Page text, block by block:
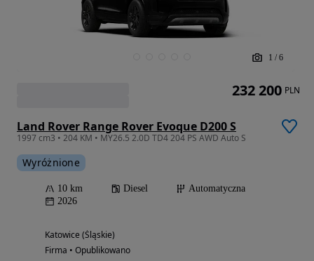
1 / 6
Land Rover Range Rover Evoque D200 S
1997 cm3 • 204 KM • MY26.5 2.0D TD4 204 PS AWD Auto S
Wyróżnione
10 km Diesel
Automatyczna
2026
Katowice (Śląskie)
Firma • Opublikowano
232 200 PLN